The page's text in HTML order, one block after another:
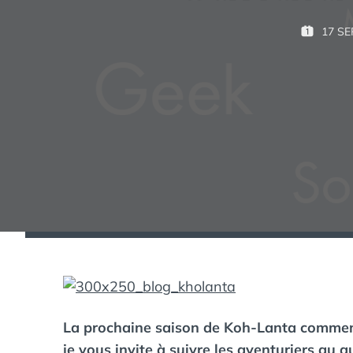
P
17
La prochaine saison de Koh-Lanta